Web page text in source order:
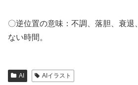
〇逆位置の意味：不調、落胆、衰退
ない時間。
AI AIイラスト